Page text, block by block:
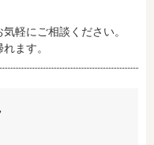
軽にご相談ください。
ます。